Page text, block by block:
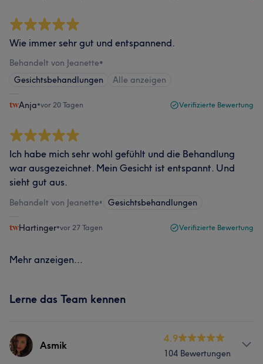
Wie immer sehr gut und entspannend.
Behandelt von Jeanette•
Gesichtsbehandlungen
Alle anzeigen
Anja•vor 20 Tagen Verifizierte Bewertung
Ich habe mich sehr wohl gefühlt und die Behandlung
war ausgezeichnet. Mein Gesicht ist entspannt. Und
sieht gut aus.
Behandelt von Jeanette• Gesichtsbehandlungen
Hartinger•vor 27 Tagen Verifizierte Bewertung
Mehr anzeigen...
Lerne das Team kennen
Asmik
4.9
104 Bewertungen